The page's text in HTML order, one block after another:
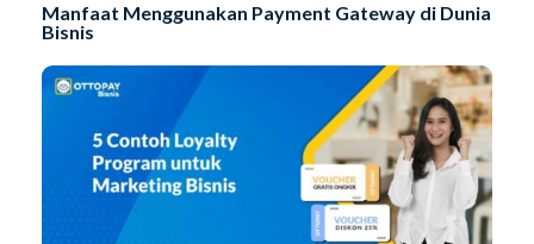
Manfaat Menggunakan Payment Gateway di Dunia
Bisnis